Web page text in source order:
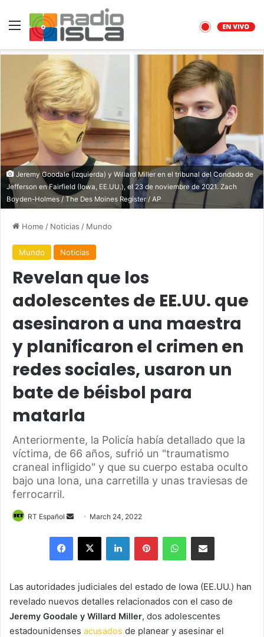
Menu
Jeremy Goodale (izquierda) y Willard Miller en el tribunal del Condado de
Jefferson en Fairfield (Iowa, EE.UU.), el 23 de noviembre de 2021. Zach
Boyden-Holmes / The Des Moines Register / AP
Home / Noticias / Mundo
Mundo Noticias
Revelan que los
adolescentes de EE.UU. que
asesinaron a una maestra
y planificaron el crimen en
redes sociales, usaron un
bate de béisbol para
matarla
Anteriormente, la Policía había detallado que la
víctima, de 66 años, sufrió un "traumatismo
craneal infligido" y que su cuerpo estaba oculto
bajo una lona, una carretilla y unas traviesas de
ferrocarril.
RT Español
Send
email
March 24, 2022
Facebook
X LinkedInPinterestWhatsAppShare via Email
Las autoridades judiciales del estado de Iowa (EE.UU.) han
revelado nuevos detalles relacionados con el caso de
Jeremy Goodale y Willard Miller, dos adolescentes
estadounidenses acusados de planear y asesinar el